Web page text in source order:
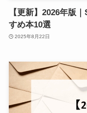
【更新】2026年版
すめ本10選
2025年8月22日